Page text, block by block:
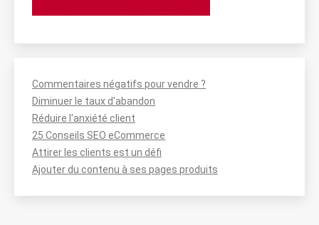
Commentaires négatifs pour vendre ?
Diminuer le taux d'abandon
Réduire l'anxiété client
25 Conseils SEO eCommerce
Attirer les clients est un défi
Ajouter du contenu à ses pages produits